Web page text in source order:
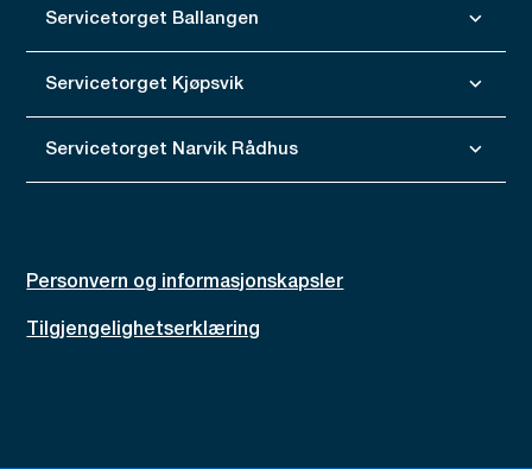
Servicetorget Ballangen
Servicetorget Kjøpsvik
Servicetorget Narvik Rådhus
Personvern og informasjonskapsler
Tilgjengelighetserklæring